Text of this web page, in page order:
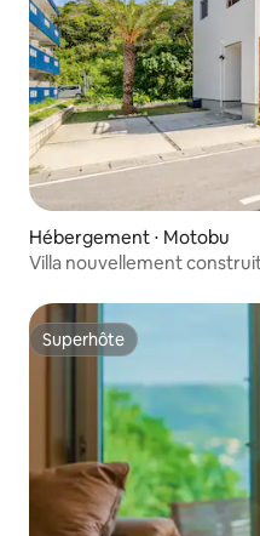
Hébergement ⋅ Motobu
Villa nouvellement
Superhôte
Superhôte